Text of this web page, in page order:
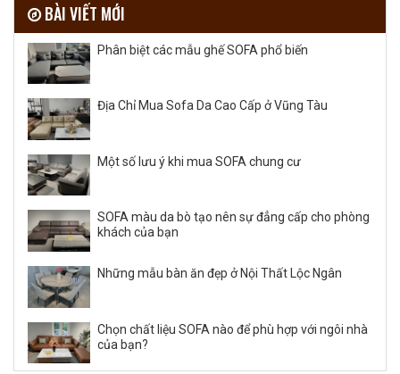
BÀI VIẾT MỚI
Phân biệt các mẫu ghế SOFA phổ biến
Địa Chỉ Mua Sofa Da Cao Cấp ở Vũng Tàu
Một số lưu ý khi mua SOFA chung cư
SOFA màu da bò tạo nên sự đẳng cấp cho phòng
khách của bạn
Những mẫu bàn ăn đẹp ở Nội Thất Lộc Ngân
Chọn chất liệu SOFA nào để phù hợp với ngôi nhà
của bạn?